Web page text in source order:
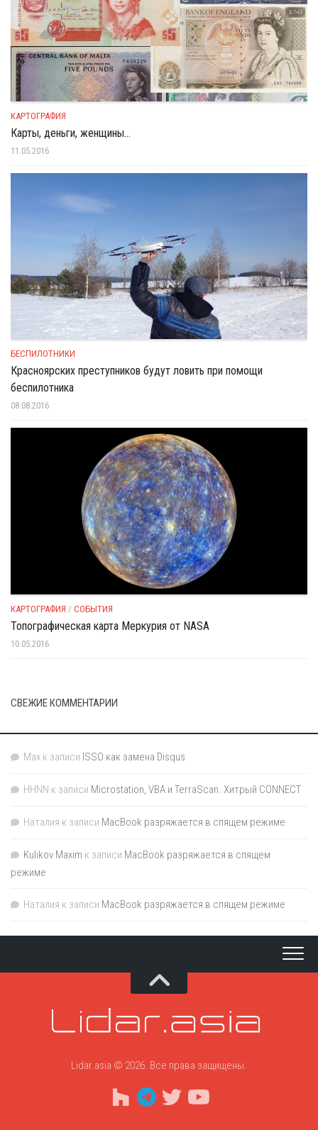
КАРТОГРАФИЯ
Карты, деньги, женщины…
11.05.2016
БЕСПИЛОТНИКИ
Красноярских преступников будут ловить при помощи
беспилотника
08.08.2016
КАРТОГРАФИЯ / СОБЫТИЯ
Топографическая карта Меркурия от NASA
10.05.2016
СВЕЖИЕ КОММЕНТАРИИ
Max к записи ISSO как замена Disqus
HHNN к записи Microstation, VBA и TerraScan. Хитрый CONNECT
Наталия к записи MacBook разряжается в спящем режиме
Kulikov Maxim к записи MacBook разряжается в спящем
режиме
Наталия к записи MacBook разряжается в спящем режиме
Lidar.asia © 2026. Все права защищены.